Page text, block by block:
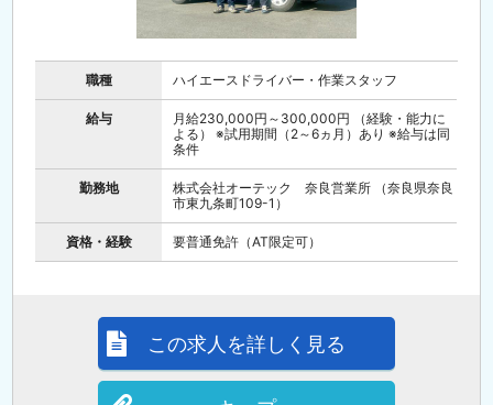
職種 ハイエースドライバー・作業スタッフ
給与
月給230,000円～300,000円 （経験・能力に
よる） ※試用期間（2～6ヵ月）あり ※給与は同
条件
勤務地
株式会社オーテック 奈良営業所 （奈良県奈良
市東九条町109-1）
資格・経験 要普通免許（AT限定可）
この求人を詳しく見る